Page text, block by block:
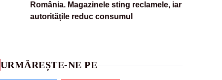
România. Magazinele sting reclamele, iar
autoritățile reduc consumul
URMĂREȘTE-NE PE